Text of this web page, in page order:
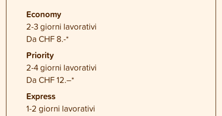
Economy
2-3 giorni lavorativi
Da CHF 8.-*
Priority
2-4 giorni lavorativi
Da CHF 12.–*
Express
1-2 giorni lavorativi